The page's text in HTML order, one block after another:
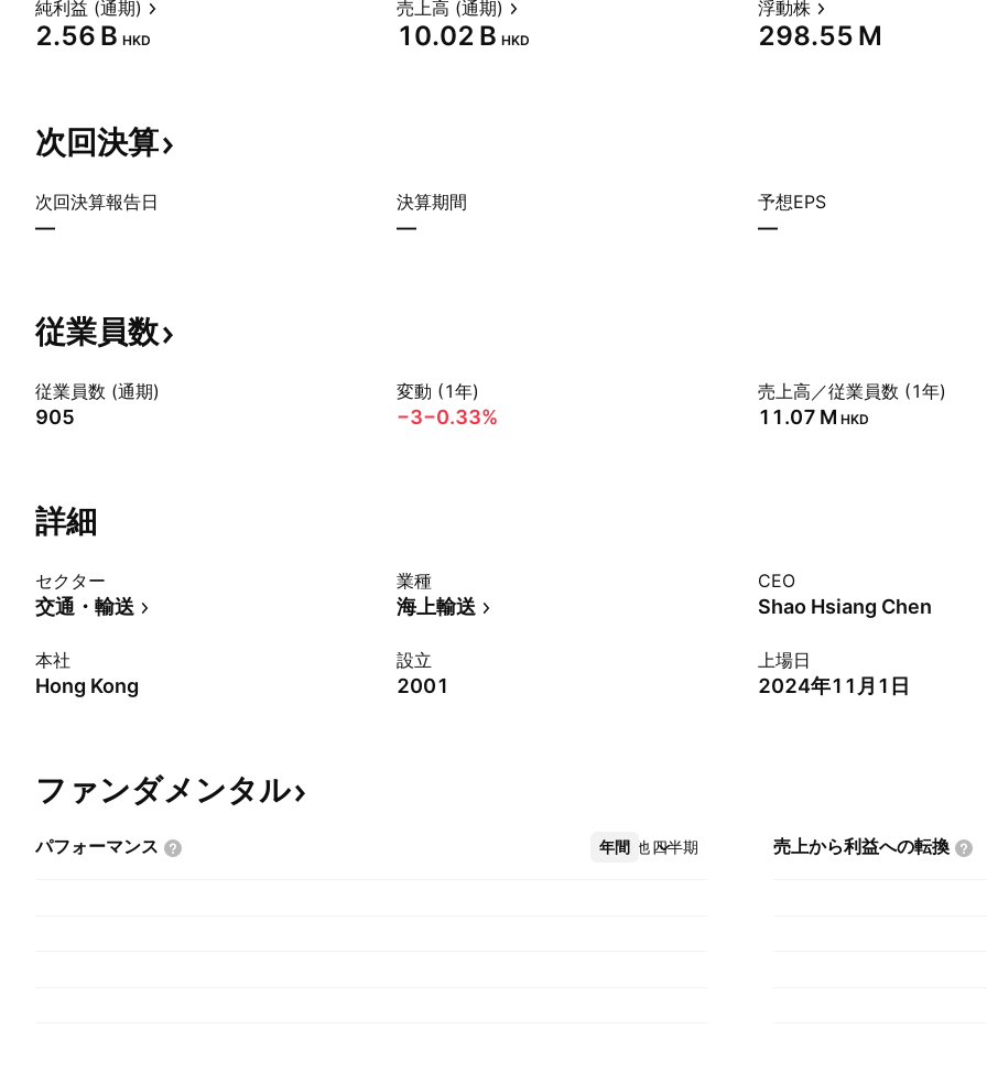
純利益 (通期)
‪2.56 B‬ HKD
売上高 (通期)
‪10.02 B‬ HKD
浮動株
‪298.55 M‬
次回決算
次回決算報告日
—
決算期間
—
予想EPS
—
従業員数
従業員数 (通期)
905
変動 (1年)
−3−0.33%
売上高／従業員数 (1年)
‪11.07 M‬ HKD
詳細
セクター
交通・輸送
業種
海上輸送
CEO
Shao Hsiang Chen
本社
Hong Kong
設立
2001
上場日
2024年11月1日
ファンダメンタル
パフォーマンス 年間 四半期
その他 売上から利益への転換